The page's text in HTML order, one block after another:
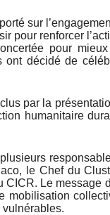
sur
pour renforcer
pour
ont décidé de
par la
humanitaire
le Chef du
CICR. Le message
mobilisation
vulnérables.